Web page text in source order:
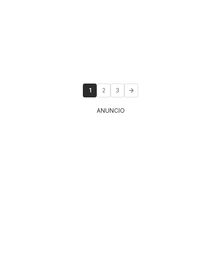
1 2 3
ANUNCIO